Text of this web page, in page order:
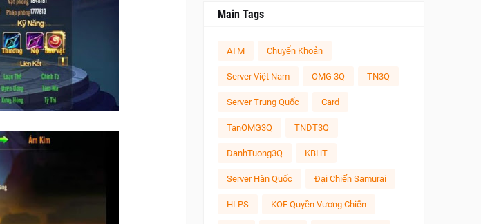
Main Tags
ATM Chuyển Khoản
Server Việt Nam OMG 3Q TN3Q
Server Trung Quốc Card
TanOMG3Q TNDT3Q
DanhTuong3Q KBHT
Server Hàn Quốc Đại Chiến Samurai
HLPS KOF Quyền Vương Chiến